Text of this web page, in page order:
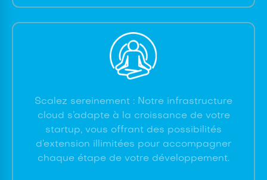
Scalez sereinement : Notre infrastructure
cloud s’adapte à la croissance de votre
startup, vous offrant des possibilités
d’extension illimitées pour accompagner
chaque étape de votre développement.